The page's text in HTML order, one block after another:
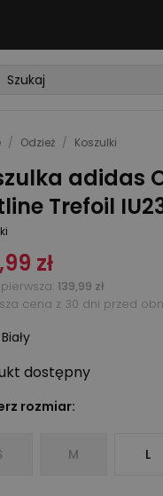
/ Odzież / Koszulki
adidas
Trefoil
zł
139,99 zł
cena z 30 dni przed
Biały
dostępny
rozmiar:
M L